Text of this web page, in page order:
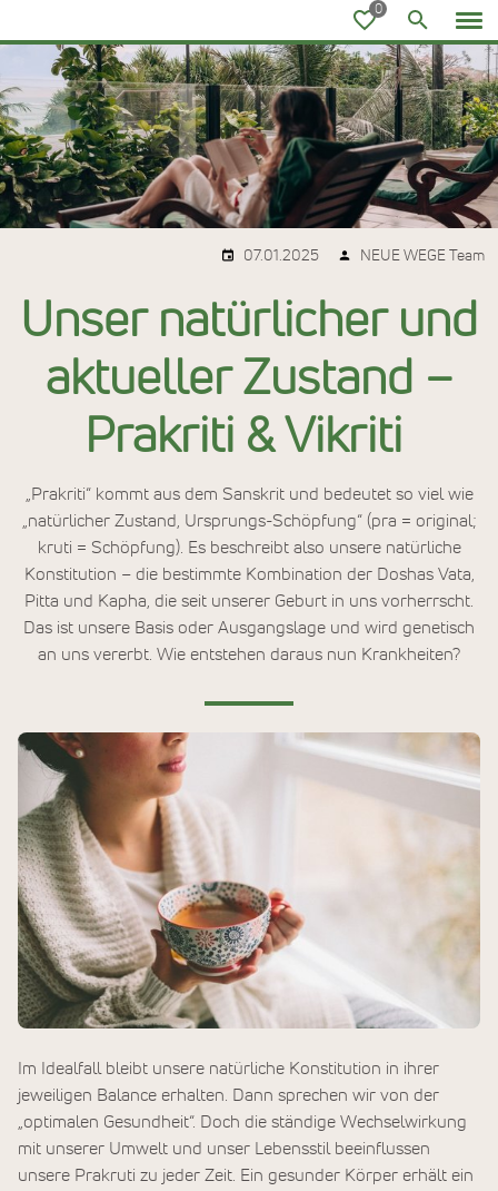
07.01.2025 NEUE WEGE Team
Unser natürlicher und
aktueller Zustand –
Prakriti & Vikriti
„Prakriti“ kommt aus dem Sanskrit und bedeutet so viel wie
„natürlicher Zustand, Ursprungs-Schöpfung“ (pra = original;
kruti = Schöpfung). Es beschreibt also unsere natürliche
Konstitution – die bestimmte Kombination der Doshas Vata,
Pitta und Kapha, die seit unserer Geburt in uns vorherrscht.
Das ist unsere Basis oder Ausgangslage und wird genetisch
an uns vererbt. Wie entstehen daraus nun Krankheiten?
Im Idealfall bleibt unsere natürliche Konstitution in ihrer
jeweiligen Balance erhalten. Dann sprechen wir von der
„optimalen Gesundheit“. Doch die ständige Wechselwirkung
mit unserer Umwelt und unser Lebensstil beeinflussen
unsere Prakruti zu jeder Zeit. Ein gesunder Körper erhält ein